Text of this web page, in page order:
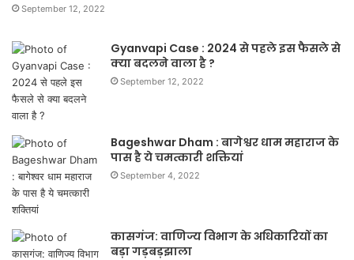
September 12, 2022
Gyanvapi Case : 2024 से पहले इस फैसले से
क्या बदलने वाला है ?
September 12, 2022
Bageshwar Dham : बागेश्वर धाम महाराज के
पास है ये चमत्कारी शक्तियां
September 4, 2022
कासगंज: वाणिज्य विभाग के अधिकारियों का
बड़ा गड़बड़झाला